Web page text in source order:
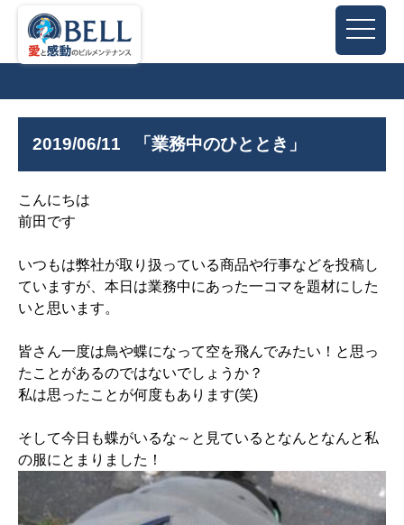
2019/06/11 「業務中のひととき」
こんにちは
前田です
いつもは弊社が取り扱っている商品や行事などを投稿し
ていますが、本日は業務中にあった一コマを題材にした
いと思います。
皆さん一度は鳥や蝶になって空を飛んでみたい！と思っ
たことがあるのではないでしょうか？
私は思ったことが何度もあります(笑)
そして今日も蝶がいるな～と見ているとなんとなんと私
の服にとまりました！